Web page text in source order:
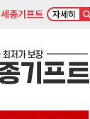
세종기프트 자세히